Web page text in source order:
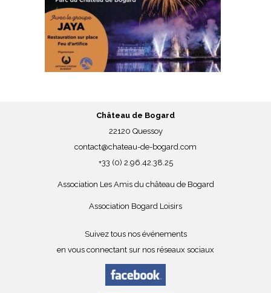
Château de Bogard
22120 Quessoy
contact@chateau-de-bogard.com
+33 (0) 2.96.42.38.25
Association Les Amis du château de Bogard
Association Bogard Loisirs
Suivez tous nos événements
en vous connectant sur nos réseaux sociaux